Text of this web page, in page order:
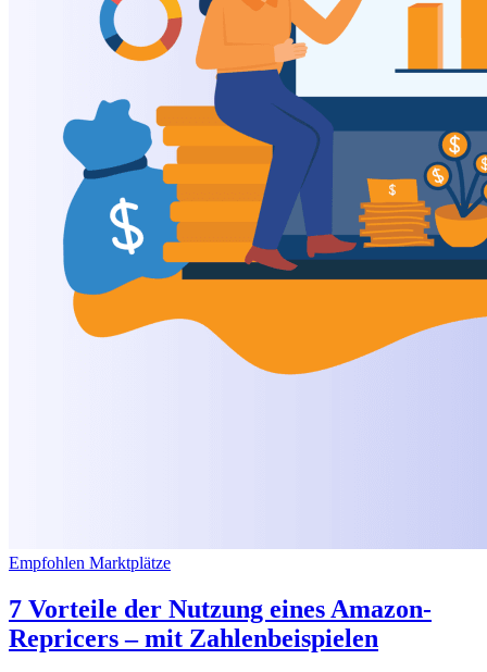
Empfohlen Marktplätze
7 Vorteile der Nutzung eines Amazon-
Repricers – mit Zahlenbeispielen